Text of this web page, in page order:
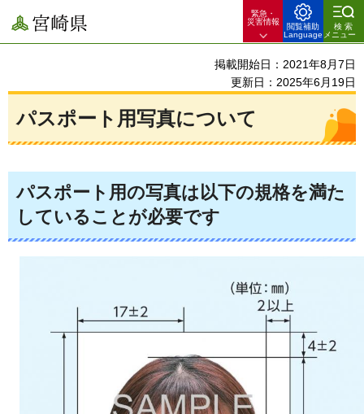
宮崎県
緊急・
災害情報
閲覧補助
Language
検索
メニュー
掲載開始日：2021年8月7日
更新日：2025年6月19日
パスポート用写真について
パスポート用の写真は以下の規格を満た
していることが必要です